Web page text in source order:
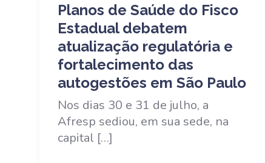
Planos de Saúde do Fisco
Estadual debatem
atualização regulatória e
fortalecimento das
autogestões em São Paulo
Nos dias 30 e 31 de julho, a
Afresp sediou, em sua sede, na
capital […]